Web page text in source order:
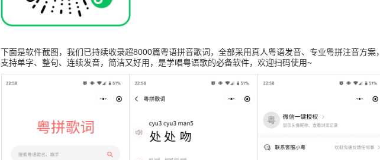
下面是软件截图，我们已持续收录超8000篇粤语拼音歌词，全部采用真人粤语发音、专业粤拼注音方案，
支持单字、整句、连续发音，简洁又好用，是学唱粤语歌的必备软件，欢迎扫码使用~